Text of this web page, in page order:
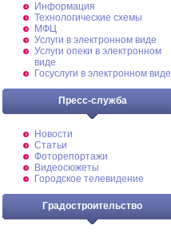
Информация
Технологические схемы
МФЦ
Услуги в электронном виде
Услуги опеки в электронном
виде
Госуслуги в электронном виде
Пресс-служба
Новости
Статьи
Фоторепортажи
Видеосюжеты
Городское телевидение
Градостроительство